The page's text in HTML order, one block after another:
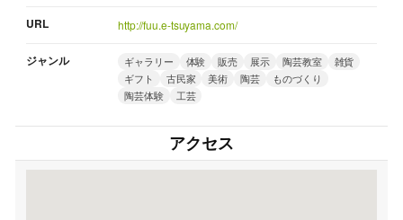
URL http://fuu.e-tsuyama.com/
ジャンル ギャラリー 体験 販売 展示 陶芸教室
雑貨
ギフト
古民家 美術 陶芸
ものづくり
陶芸体験
工芸
アクセス